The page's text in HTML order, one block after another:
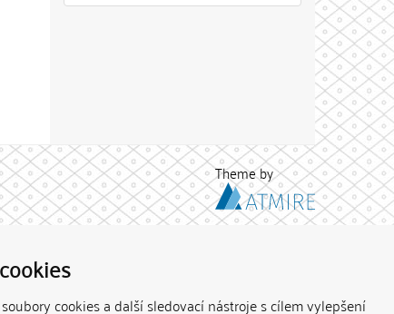
cookies a další sledovací nástroje s cílem vylepšení
Theme by